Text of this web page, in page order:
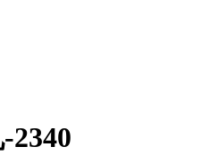
2340